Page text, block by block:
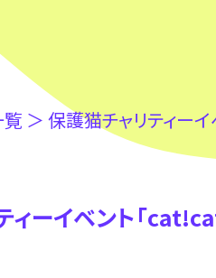
覧 ＞ 保護猫チャリティー
ィーイベント「